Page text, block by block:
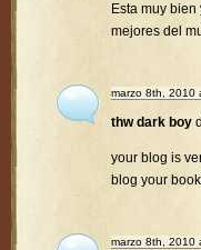
Esta muy
mejores del
marzo 8th, 2010
thw dark boy
your blog is
blog your
marzo 8th, 2010